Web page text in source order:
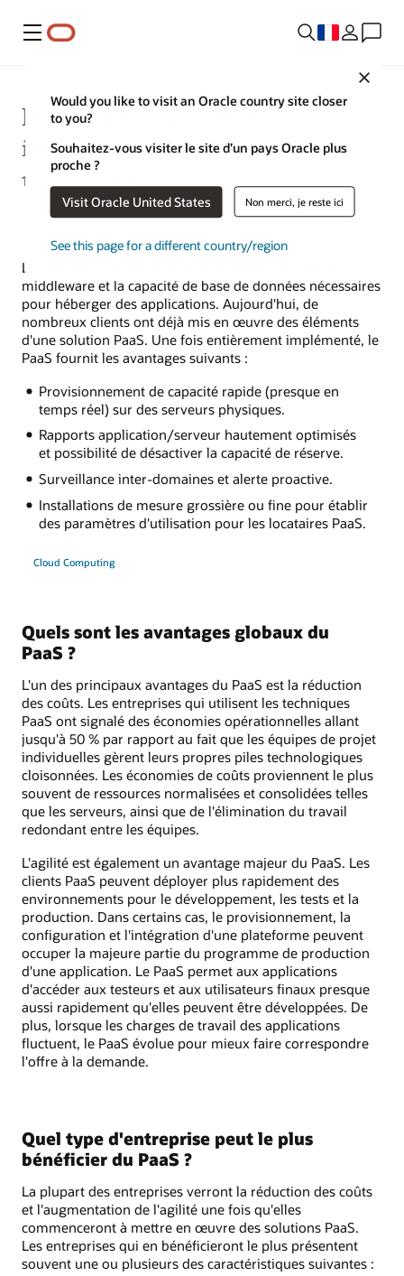
Menu
Would you like to visit an Oracle country site closer
to you?
Souhaitez-vous visiter le site d’un pays Oracle plus
proche ?
Visit Oracle United States Non merci, je reste ici
See this page for a different country/region
Pourquoi le PaaS est-il
important ?
11 novembre 2021
Le PaaS est une approche évolutive pour fournir le
middleware et la capacité de base de données nécessaires
pour héberger des applications. Aujourd'hui, de
nombreux clients ont déjà mis en œuvre des éléments
d'une solution PaaS. Une fois entièrement implémenté, le
PaaS fournit les avantages suivants :
Provisionnement de capacité rapide (presque en
temps réel) sur des serveurs physiques.
Rapports application/serveur hautement optimisés
et possibilité de désactiver la capacité de réserve.
Surveillance inter-domaines et alerte proactive.
Installations de mesure grossière ou fine pour établir
des paramètres d'utilisation pour les locataires PaaS.
Cloud Computing
Quels sont les avantages globaux du
PaaS ?
L'un des principaux avantages du PaaS est la réduction
des coûts. Les entreprises qui utilisent les techniques
PaaS ont signalé des économies opérationnelles allant
jusqu'à 50 % par rapport au fait que les équipes de projet
individuelles gèrent leurs propres piles technologiques
cloisonnées. Les économies de coûts proviennent le plus
souvent de ressources normalisées et consolidées telles
que les serveurs, ainsi que de l'élimination du travail
redondant entre les équipes.
L'agilité est également un avantage majeur du PaaS. Les
clients PaaS peuvent déployer plus rapidement des
environnements pour le développement, les tests et la
production. Dans certains cas, le provisionnement, la
configuration et l'intégration d'une plateforme peuvent
occuper la majeure partie du programme de production
d'une application. Le PaaS permet aux applications
d'accéder aux testeurs et aux utilisateurs finaux presque
aussi rapidement qu'elles peuvent être développées. De
plus, lorsque les charges de travail des applications
fluctuent, le PaaS évolue pour mieux faire correspondre
l'offre à la demande.
Quel type d'entreprise peut le plus
bénéficier du PaaS ?
La plupart des entreprises verront la réduction des coûts
et l'augmentation de l'agilité une fois qu'elles
commenceront à mettre en œuvre des solutions PaaS.
Les entreprises qui en bénéficieront le plus présentent
souvent une ou plusieurs des caractéristiques suivantes :